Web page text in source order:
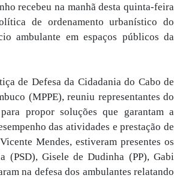
recebeu na manhã desta quinta-feira
de ordenamento urbanístico do
ambulante em espaços públicos da
de Defesa da Cidadania do Cabo de
(MPPE), reuniu representantes do
propor soluções que garantam a
das atividades e prestação de
Mendes, estiveram presentes os
(PSD), Gisele de Dudinha (PP), Gabi
na defesa dos ambulantes relatando